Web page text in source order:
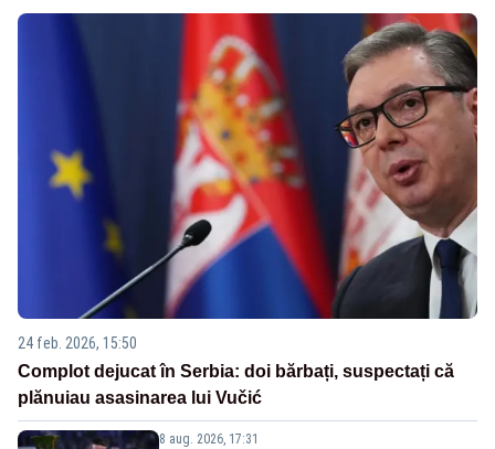
24 feb. 2026, 15:50
Complot dejucat în Serbia: doi bărbați, suspectați că
plănuiau asasinarea lui Vučić
8 aug. 2026, 17:31